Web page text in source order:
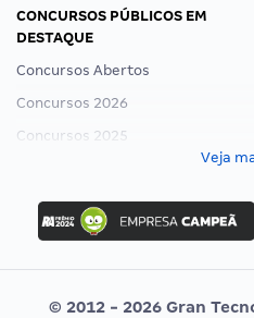
CONCURSOS PÚBLICOS EM
DESTAQUE
Concursos Abertos
Concursos 2026
Concursos 2025
Concurso Ibama
Concurso MPU
Editais publicados
Veja
© 2012 - 2026 Gran